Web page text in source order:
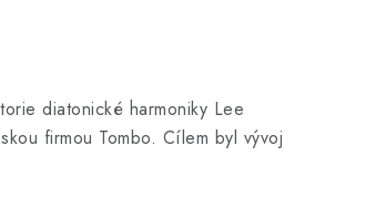
diatonické harmoniky Lee
firmou Tombo. Cílem byl vývoj